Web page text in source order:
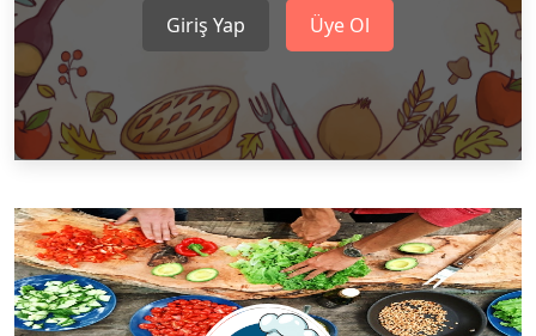
Giriş Yap Üye Ol